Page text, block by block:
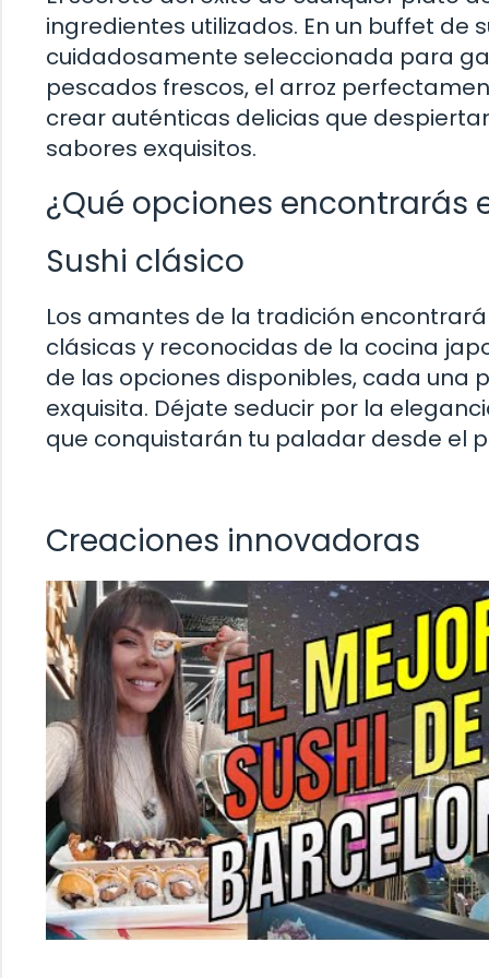
ingredientes utilizados. En un buffet
cuidadosamente seleccionada para
pescados frescos, el arroz
crear auténticas delicias que
sabores exquisitos.
¿Qué opciones encontrarás
Sushi clásico
Los amantes de la tradición
clásicas y reconocidas de la cocina
de las opciones disponibles, cada
exquisita. Déjate seducir por la
que conquistarán tu paladar desde el
Creaciones innovadoras